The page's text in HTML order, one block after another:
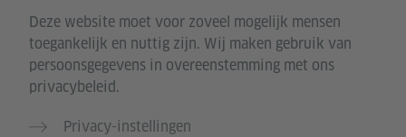
Deze website moet voor zoveel mogelijk mensen
toegankelijk en nuttig zijn. Wij maken gebruik van
persoonsgegevens in overeenstemming met ons
privacybeleid.
Privacy-instellingen